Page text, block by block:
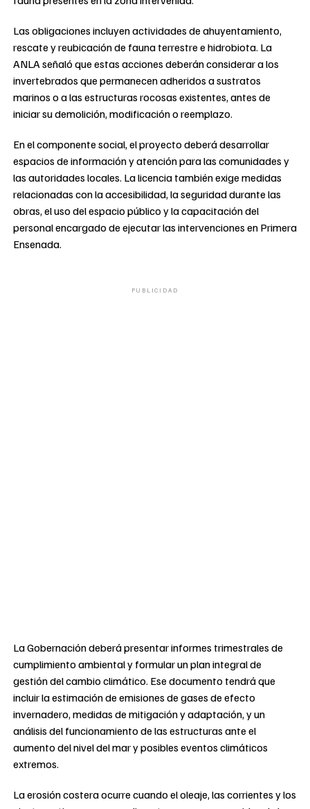
Las obligaciones incluyen actividades de ahuyentamiento,
rescate y reubicación de fauna terrestre e hidrobiota. La
ANLA señaló que estas acciones deberán considerar a los
invertebrados que permanecen adheridos a sustratos
marinos o a las estructuras rocosas existentes, antes de
iniciar su demolición, modificación o reemplazo.
En el componente social, el proyecto deberá desarrollar
espacios de información y atención para las comunidades y
las autoridades locales. La licencia también exige medidas
relacionadas con la accesibilidad, la seguridad durante las
obras, el uso del espacio público y la capacitación del
personal encargado de ejecutar las intervenciones en Primera
Ensenada.
PUBLICIDAD
La Gobernación deberá presentar informes trimestrales de
cumplimiento ambiental y formular un plan integral de
gestión del cambio climático. Ese documento tendrá que
incluir la estimación de emisiones de gases de efecto
invernadero, medidas de mitigación y adaptación, y un
análisis del funcionamiento de las estructuras ante el
aumento del nivel del mar y posibles eventos climáticos
extremos.
La erosión costera ocurre cuando el oleaje, las corrientes y los